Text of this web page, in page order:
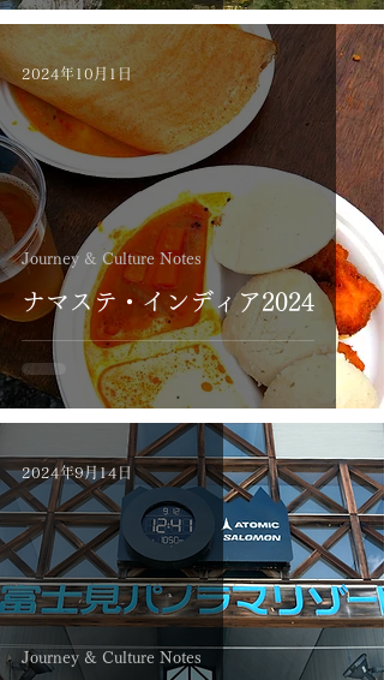
ナマステ・インディア2024
Journey & Culture Notes
2024年10月1日
Journey & Culture Notes
2024年9月14日